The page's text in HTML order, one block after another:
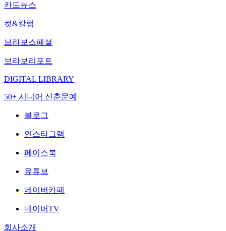
카드뉴스
컷&칼럼
브라보스페셜
브라보리포트
DIGITAL LIBRARY
50+ 시니어 신춘문예
블로그
인스타그램
페이스북
유튜브
네이버카페
네이버TV
회사소개